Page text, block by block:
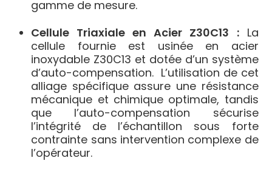
gamme de mesure.
Cellule Triaxiale en Acier Z30C13 :La
cellule fournie est usinée en acier
inoxydable Z30C13 et dotée d’un système
d’auto-compensation. L’utilisation de cet
alliage spécifique assure une résistance
mécanique et chimique optimale, tandis
que l’auto-compensation sécurise
l’intégrité de l’échantillon sous forte
contrainte sans intervention complexe de
l’opérateur.